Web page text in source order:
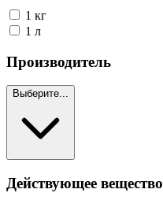
1 кг
1 л
Производитель
Выберите...
Действующее вещество